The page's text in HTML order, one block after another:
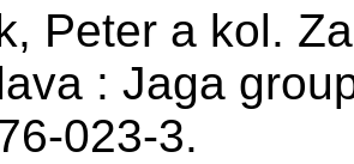
Peter a kol.
: Jaga
023-3.